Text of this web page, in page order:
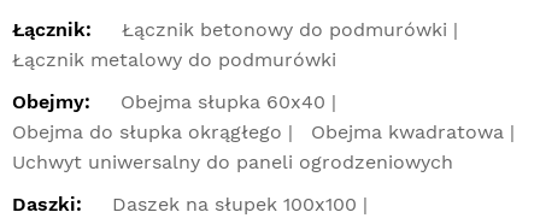
Łącznik:
Łącznik betonowy do podmurówki
Łącznik metalowy do podmurówki
Obejmy:
Obejma słupka 60x40
Obejma do słupka okrągłego
Obejma kwadratowa
Uchwyt uniwersalny do paneli ogrodzeniowych
Daszki:
Daszek na słupek 100x100